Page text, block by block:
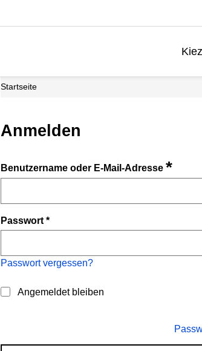
Startseite
Anmelden
Benutzername oder E-Mail-Adresse*
Passwort*
Passwort vergessen?
Angemeldet bleiben